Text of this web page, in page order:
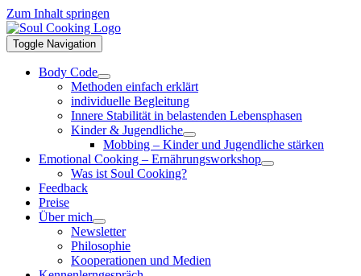
Zum Inhalt springen
Toggle Navigation
Body Code
Methoden einfach erklärt
individuelle Begleitung
Innere Stabilität in belastenden Lebensphasen
Kinder & Jugendliche
Mobbing – Kinder und Jugendliche stärken
Emotional Cooking – Ernährungsworkshop
Was ist Soul Cooking?
Feedback
Preise
Über mich
Newsletter
Philosophie
Kooperationen und Medien